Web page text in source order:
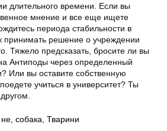
длительного времени. Если вы
мнение и все еще ищете
периода стабильности в
принимать решение о учреждении
Тяжело предсказать, бросите ли вы
Антиподы через определенный
Или вы оставите собственную
учиться в университет? Ты
не собака Тварини